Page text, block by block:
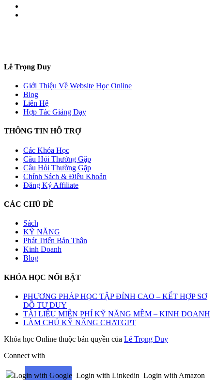
Lê Trọng Duy
Giới Thiệu Về Website Học Online
Blog
Liên Hệ
Hợp Tác Giảng Dạy
THÔNG TIN HỖ TRỢ
Các Khóa Học
Câu Hỏi Thường Gặp
Câu Hỏi Thường Gặp
Chính Sách & Điều Khoản
Đăng Ký Affiliate
CÁC CHỦ ĐỀ
Sách
KỸ NĂNG
Phát Triển Bản Thân
Kinh Doanh
Blog
KHÓA HỌC NỔI BẬT
PHƯƠNG PHÁP HỌC TẬP ĐỈNH CAO – KẾT HỢP SƠ
ĐỒ TƯ DUY
TÀI LIỆU MIỄN PHÍ KỸ NĂNG MỀM – KINH DOANH
LÀM CHỦ KỸ NĂNG CHATGPT
Khóa học Online thuộc bản quyền của Lê Trọng Duy
Connect with
Login with Google Login with Linkedin Login with Amazon